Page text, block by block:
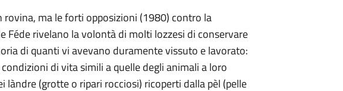
rovina, ma le forti opposizioni (1980) contro la
Féde rivelano la volontà di molti lozzesi di conservare
di quanti vi avevano duramente vissuto e lavorato:
di vita simili a quelle degli animali a loro
làndre (grotte o ripari rocciosi) ricoperti dalla pèl (pelle